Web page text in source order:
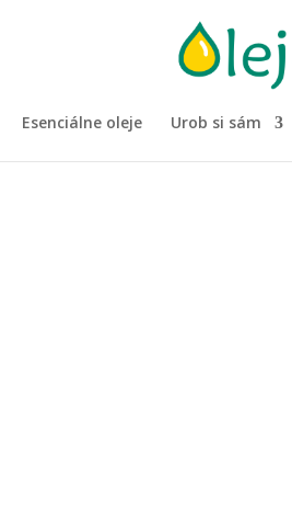
Esenciálne oleje Urob si sám